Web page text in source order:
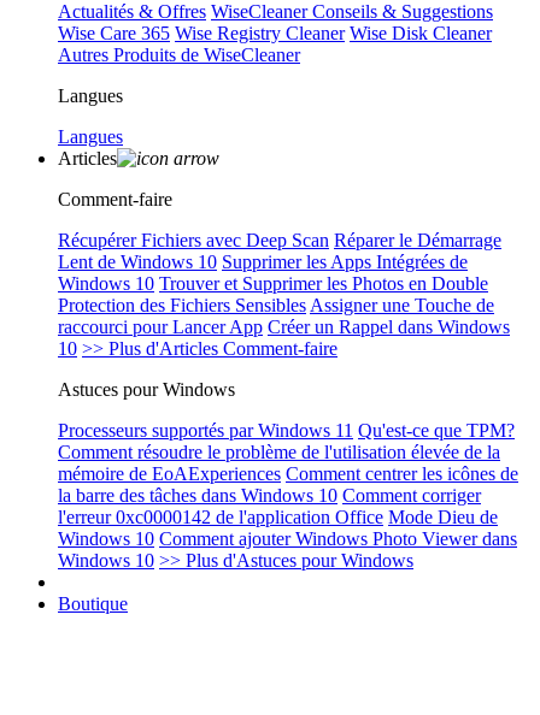
Actualités & Offres WiseCleaner Conseils & Suggestions
Wise Care 365 Wise Registry Cleaner Wise Disk Cleaner
Autres Produits de WiseCleaner
Langues
Langues
Articles
Comment-faire
Récupérer Fichiers avec Deep Scan Réparer le Démarrage
Lent de Windows 10 Supprimer les Apps Intégrées de
Windows 10 Trouver et Supprimer les Photos en Double
Protection des Fichiers Sensibles Assigner une Touche de
raccourci pour Lancer App Créer un Rappel dans Windows
10 >> Plus d'Articles Comment-faire
Astuces pour Windows
Processeurs supportés par Windows 11 Qu'est-ce que TPM?
Comment résoudre le problème de l'utilisation élevée de la
mémoire de EoAExperiences Comment centrer les icônes de
la barre des tâches dans Windows 10 Comment corriger
l'erreur 0xc0000142 de l'application Office Mode Dieu de
Windows 10 Comment ajouter Windows Photo Viewer dans
Windows 10 >> Plus d'Astuces pour Windows
Boutique